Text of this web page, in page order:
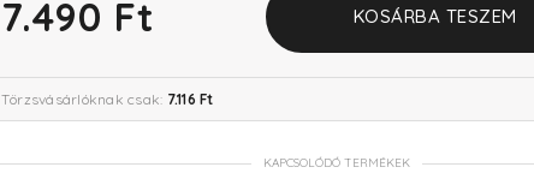
7.490 Ft KOSÁRBA TESZEM
Törzsvásárlóknak csak: 7.116 Ft
KAPCSOLÓDÓ TERMÉKEK